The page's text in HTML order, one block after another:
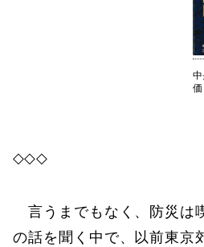
価
◇◇◇
言うまでもなく、防災は
の話を聞く中で、以前東京